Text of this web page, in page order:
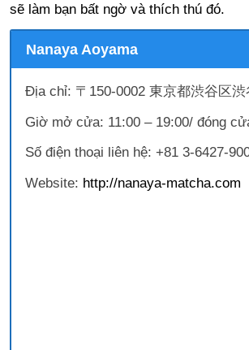
sẽ làm bạn bất ngờ và thích thú đó.
Nanaya Aoyama
Địa chỉ: 〒150-0002 東京都渋谷区
Giờ mở cửa: 11:00 – 19:00/ đóng
Số điện thoại liên hệ: +81 3-6427-
Website: http://nanaya-matcha.com